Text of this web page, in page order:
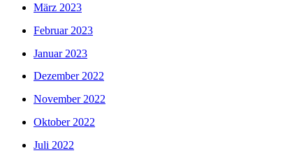
März 2023
Februar 2023
Januar 2023
Dezember 2022
November 2022
Oktober 2022
Juli 2022